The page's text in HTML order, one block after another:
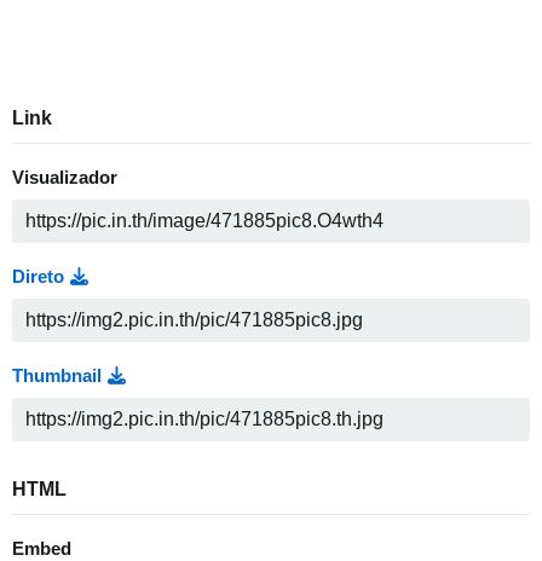
Link
Visualizador
Direto
Thumbnail
HTML
Embed